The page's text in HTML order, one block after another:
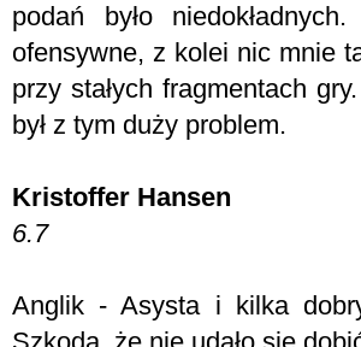
podań było
ofensywne, z kolei nic mnie
przy stałych fragmentach
był z tym duży problem.
Kristoffer Hansen
6.7
Anglik - Asysta i kilka